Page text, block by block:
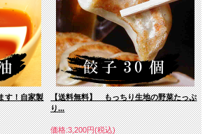
す！自家製
【送料無料】 もっちり生地の野菜たっぷ
り...
価格:3,200円(税込)